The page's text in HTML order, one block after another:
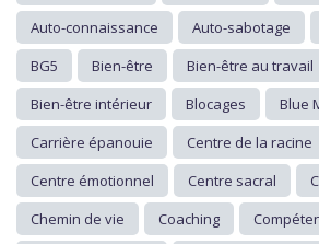
Auto-connaissance
Auto-sabotage
BG5
Bien-être
Bien-être au travail
Bien-être intérieur
Blocages
Blue
Carrière épanouie
Centre de la racine
Centre émotionnel
Centre sacral
Chemin de vie
Coaching